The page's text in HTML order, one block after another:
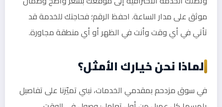
موثق على مدار الساعة. احفظ الرقم؛ فحاجتك للخدمة قد
تأتي في أي وقت وأنت في الظهر أو أي منطقة مجاورة.
لماذا نحن خيارك الأمثل؟
في سوق مزدحم بمقدمي الخدمات، نبني تميّزنا على تفاصيل